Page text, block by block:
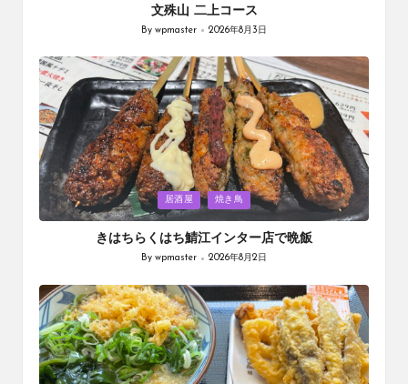
文殊山 二上コース
Posted
Bywpmaster 2026年8月3日
Posted
in
居酒屋 焼き鳥
きはちらくはち鯖江インター店で晩飯
Posted
Bywpmaster 2026年8月2日